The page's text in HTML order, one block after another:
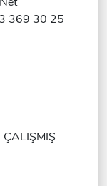
369 30 25